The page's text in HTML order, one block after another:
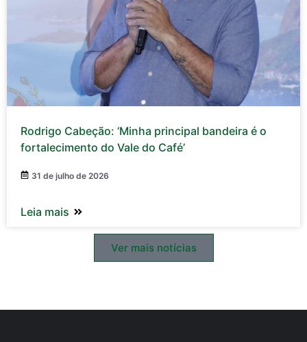
Rodrigo Cabeção: ‘Minha principal bandeira é o
fortalecimento do Vale do Café’
31 de julho de 2026
Leia mais
Ver mais notícias